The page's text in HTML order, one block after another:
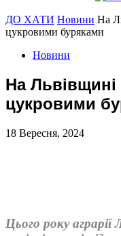
ДО ХАТИ Новини На
цукровими буряками
Новини
На
цукровими
18 Вересня, 2024
Цього року аграрії